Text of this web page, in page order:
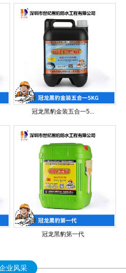
冠龙黑豹金装五合一5...
冠龙黑豹第一代
业风采